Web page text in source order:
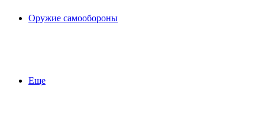
Оружие самообороны
Еще